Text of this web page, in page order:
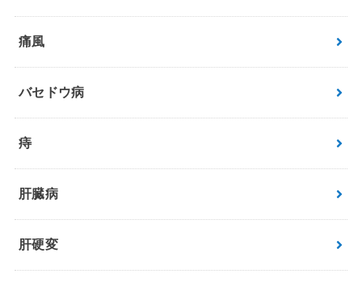
痛風
バセドウ病
痔
肝臓病
肝硬変